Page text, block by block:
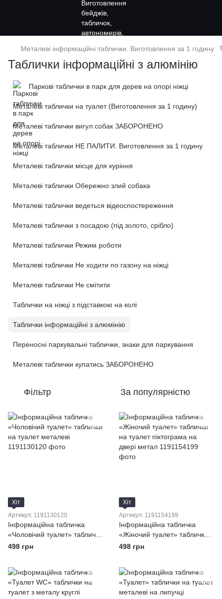
Металеві інформаційні таблички. Виготовлення за 1 годину
Таблички інформаційні з алюмінію
Паркові таблички в парк для дерев на опорі ніжці
Металеві таблички на туалет (Виготовлення за 1 годину)
Металеві таблички вигул собак ЗАБОРОНЕНО
Металеві таблички НЕ ПАЛИТИ. Виготовлення за 1 годину
Металеві таблички місце для куріння
Металеві таблички Обережно злий собака
Металеві таблички ведеться відеоспостереження
Металеві таблички з посадою (під золото, срібло)
Металеві таблички Режим роботи
Металеві таблички Не ходити по газону на ніжці
Металеві таблички Не смітити
Таблички на ніжці з підставкою на колі
Таблички інформаційні з алюмінію
Переносні паркувальні таблички, знаки для паркування
Металеві таблички купатись ЗАБОРОНЕНО
Фільтр За популярністю
Хіт
Артикул: 1191130120
Інформаційна табличка
«Чоловічий туалет» таблички
на туалет металеві
498 грн
Хіт
Артикул: 1191154199
Інформаційна табличка
«Жіночий туалет» таблички
на туалет піктограма на
498 грн